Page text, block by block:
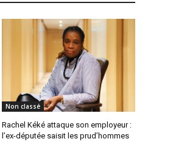
Non classé
Rachel Kéké attaque son employeur :
l’ex-députée saisit les prud’hommes